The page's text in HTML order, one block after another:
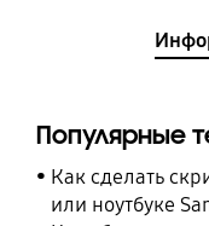
Популярные
Как сделать
или ноутбуке